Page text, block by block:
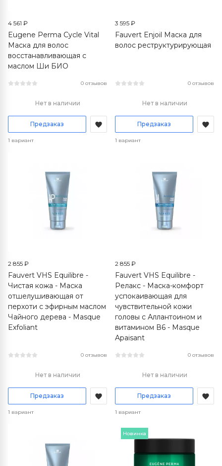
4 561 ₽
Eugene Perma Cycle Vital
Маска для волос
восстанавливающая с
маслом Ши БИО
0 отзывов
Нет в наличии
Предзаказ
1 вариант
3 595 ₽
Fauvert Enjoil Маска для
волос реструктурирующая
0 отзывов
Нет в наличии
Предзаказ
1 вариант
2 855 ₽
Fauvert VHS Equilibre -
Чистая кожа - Маска
отшелушивающая от
перхоти с эфирным маслом
Чайного дерева - Masque
Exfoliant
0 отзывов
Нет в наличии
Предзаказ
1 вариант
2 855 ₽
Fauvert VHS Equilibre -
Релакс - Маска-комфорт
успокаивающая для
чувствительной кожи
головы с Аллантоином и
витамином В6 - Masque
Apaisant
0 отзывов
Нет в наличии
Предзаказ
1 вариант
Новинка